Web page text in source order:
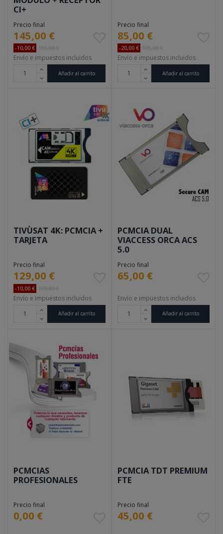
CI+
Precio final
145,00 €
-10,00 €
Envío e impuestos incluidos
Añadir al carrito
Precio final
85,00 €
-20,00 €
Envío e impuestos incluidos
Añadir al carrito
TIVÙSAT 4K: PCMCIA +
TARJETA
Precio final
129,00 €
-10,00 €
Envío e impuestos incluidos
Añadir al carrito
PCMCIA DUAL
VIACCESS ORCA ACS
5.0
Precio final
65,00 €
Envío e impuestos incluidos
Añadir al carrito
PCMCIAS
PROFESIONALES
Precio final
0,00 €
PCMCIA TDT PREMIUM
FTE
Precio final
45,00 €